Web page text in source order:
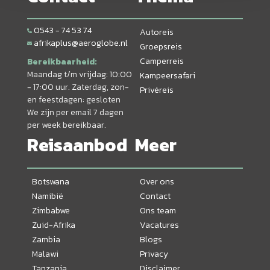
0543 - 74 53 74
afrikaplus@aeroglobe.nl
Bereikbaarheid:
Maandag t/m vrijdag: 10:00
- 17:00 uur. Zaterdag, zon-
en feestdagen: gesloten
We zijn per email 7 dagen
per week bereikbaar.
Autoreis
Groepsreis
Camperreis
Kampeersafari
Privéreis
Reisaanbod
Botswana
Namibië
Zimbabwe
Zuid-Afrika
Zambia
Malawi
Meer
Over ons
Contact
Ons team
Vacatures
Blogs
Privacy